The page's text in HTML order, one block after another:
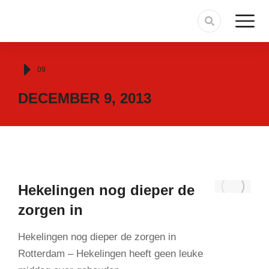
Je bent hier:
09
DECEMBER 9, 2013
Hekelingen nog dieper de
zorgen in
Hekelingen nog dieper de zorgen in
Rotterdam – Hekelingen heeft geen leuke